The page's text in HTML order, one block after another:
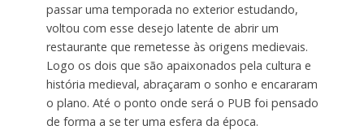
passar uma temporada no exterior estudando,
voltou com esse desejo latente de abrir um
restaurante que remetesse às origens medievais.
Logo os dois que são apaixonados pela cultura e
história medieval, abraçaram o sonho e encararam
o plano. Até o ponto onde será o PUB foi pensado
de forma a se ter uma esfera da época.